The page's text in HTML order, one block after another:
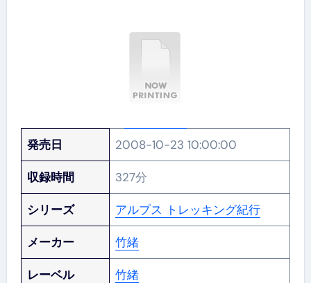
発売日 2008-10-23 10:00:00
収録時間 327分
シリーズ アルプス トレッキング紀行
メーカー 竹緒
レーベル 竹緒